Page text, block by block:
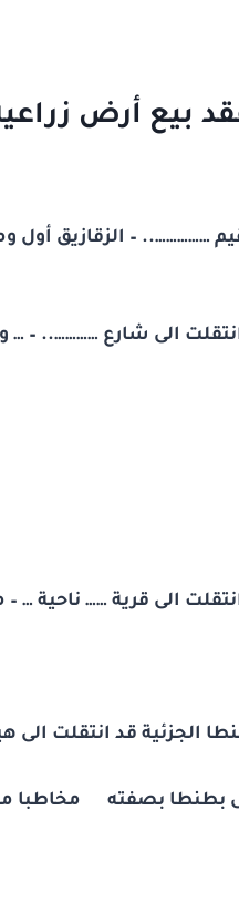
بيع أرض
…………….. – الزقازيق أول
الى شارع ………….. – …
الى قرية …… ناحية … –
قد انتقلت الى هيئة
بطنطا بصفته مخاطبا